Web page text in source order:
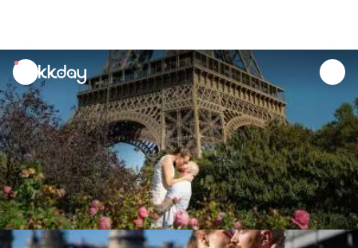
unread
notifications